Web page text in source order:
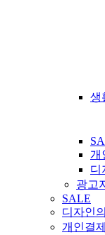
생
개
디
광고
SALE
디자인
개인결제